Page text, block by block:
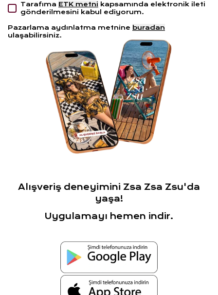
Tarafıma ETK metni kapsamında elektronik ileti
gönderilmesini kabul ediyorum.
Pazarlama aydınlatma metnine buradan
ulaşabilirsiniz.
Alışveriş deneyimini Zsa Zsa Zsu'da
yaşa!
Uygulamayı hemen indir.